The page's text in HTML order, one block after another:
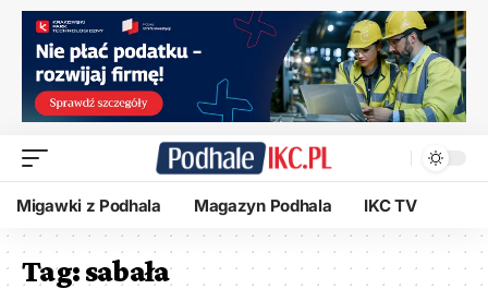
Migawki z Podhala Magazyn Podhala IKC TV
Tag:sabała